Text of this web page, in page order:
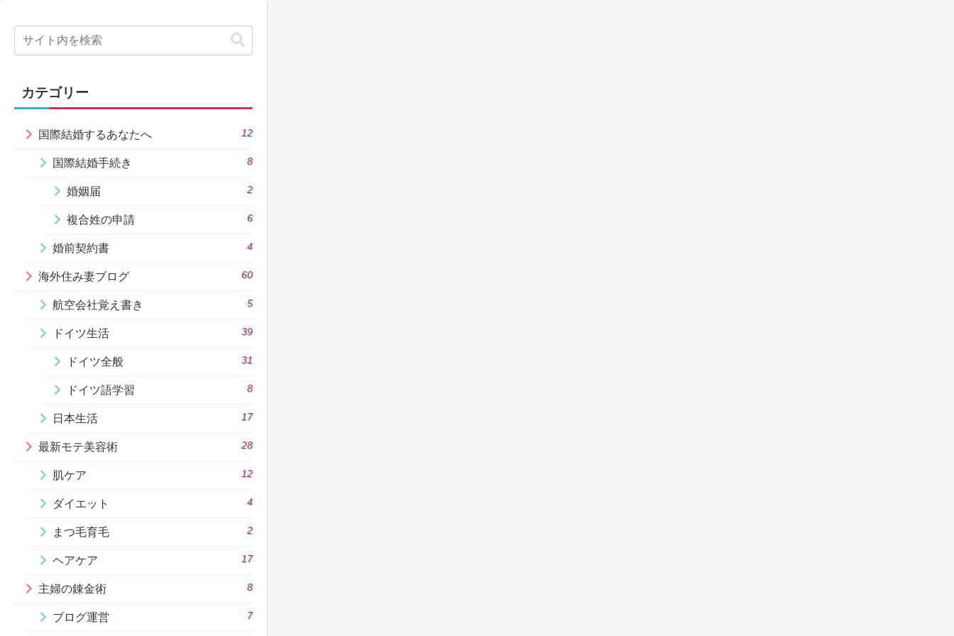
カテゴリー
国際結婚するあなたへ 12
国際結婚手続き 8
婚姻届 2
複合姓の申請 6
婚前契約書 4
海外住み妻ブログ 60
航空会社覚え書き 5
ドイツ生活 39
ドイツ全般 31
ドイツ語学習 8
日本生活 17
最新モテ美容術 28
肌ケア 12
ダイエット 4
まつ毛育毛 2
ヘアケア 17
主婦の錬金術 8
ブログ運営 7